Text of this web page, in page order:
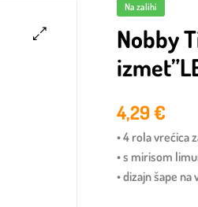
Na zalihi
Nobby
4,29€
• 4 rola vrećica
• s mirisom
• dizajn šape na